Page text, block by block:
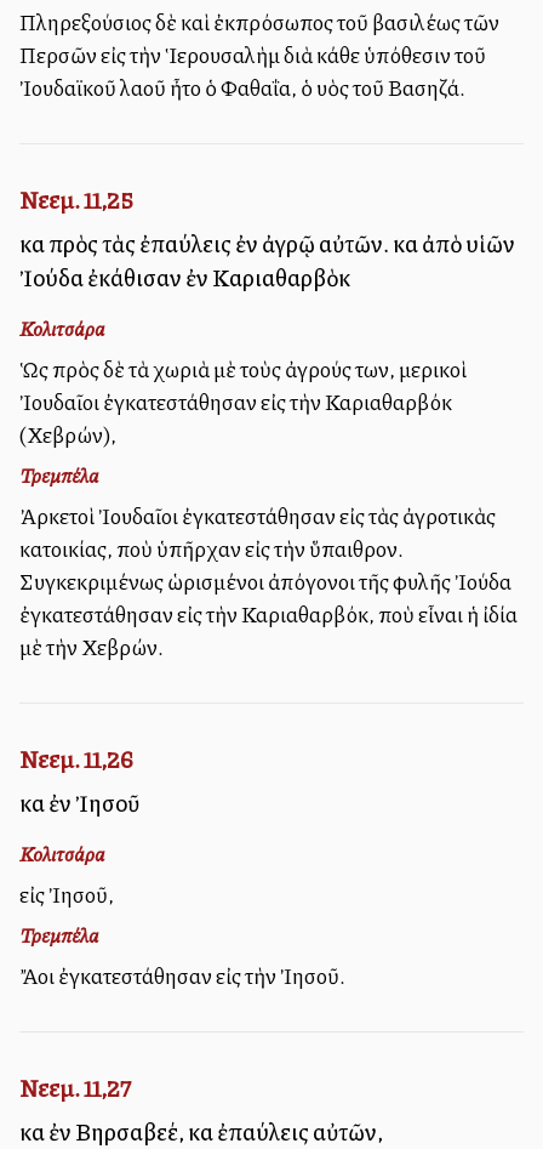
Πληρεξούσιος δὲ καὶ ἐκπρόσωπος τοῦ βασιλέως τῶν
Περσῶν εἰς τὴν Ἱερουσαλὴμ διὰ κάθε ὑπόθεσιν τοῦ
Ἰουδαϊκοῦ λαοῦ ἦτο ὁ Φαθαΐα, ὁ υἱὸς τοῦ Βασηζά.
Νεεμ. 11,25
καὶ πρὸς τὰς ἐπαύλεις ἐν ἀγρῷ αὐτῶν. καὶ ἀπὸ υἱῶν
Ἰούδα ἐκάθισαν ἐν Καριαθαρβὸκ
Κολιτσάρα
Ὡς πρὸς δὲ τὰ χωριὰ μὲ τοὺς ἀγρούς των, μερικοὶ
Ἰουδαῖοι ἐγκατεστάθησαν εἰς τὴν Καριαθαρβόκ
(Χεβρών),
Τρεμπέλα
Ἀρκετοὶ Ἰουδαῖοι ἐγκατεστάθησαν εἰς τὰς ἀγροτικὰς
κατοικίας, ποὺ ὑπῆρχαν εἰς τὴν ὕπαιθρον.
Συγκεκριμένως ὡρισμένοι ἀπόγονοι τῆς φυλῆς Ἰούδα
ἐγκατεστάθησαν εἰς τὴν Καριαθαρβόκ, ποὺ εἶναι ἡ ἰδία
μὲ τὴν Χεβρών.
Νεεμ. 11,26
καὶ ἐν Ἰησοῦ
Κολιτσάρα
εἰς Ἰησοῦ,
Τρεμπέλα
Ἄλλοι ἐγκατεστάθησαν εἰς τὴν Ἰησοῦ.
Νεεμ. 11,27
καὶ ἐν Βηρσαβεέ, καὶ ἐπαύλεις αὐτῶν,